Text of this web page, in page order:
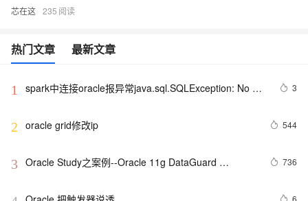
芯在这 235
热门文章 最新文章
1
spark中连接oracle报异常java.sql.SQLException: No
3
2 oracle grid修改ip 544
3 Oracle Study之案例--Oracle 11g DataGuard
736
6